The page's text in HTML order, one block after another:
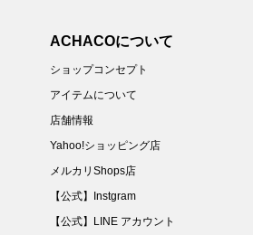
ACHACOについて
ショップコンセプト
アイテムについて
店舗情報
Yahoo!ショッピング店
メルカリShops店
【公式】Instgram
【公式】LINE アカウント